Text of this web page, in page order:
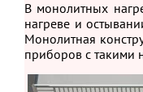
В монолитных
нагреве и
Монолитная
приборов с такими